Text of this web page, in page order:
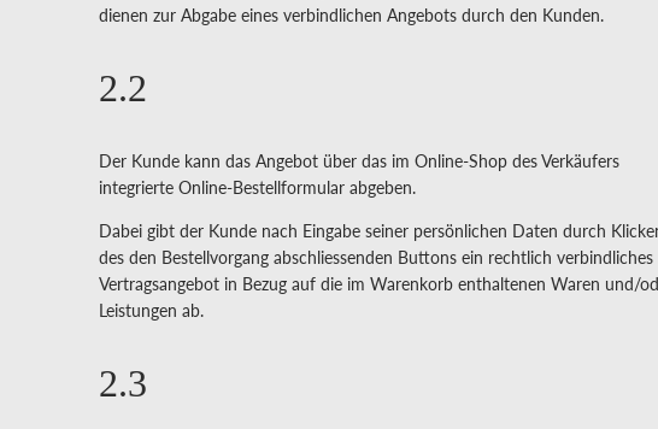
dienen zur Abgabe eines verbindlichen Angebots durch den Kunden.
2.2
Der Kunde kann das Angebot über das im Online-Shop des Verkäufers
integrierte Online-Bestellformular abgeben.
Dabei gibt der Kunde nach Eingabe seiner persönlichen Daten durch
des den Bestellvorgang abschliessenden Buttons ein rechtlich verbindliches
Vertragsangebot in Bezug auf die im Warenkorb enthaltenen Waren und/
Leistungen ab.
2.3